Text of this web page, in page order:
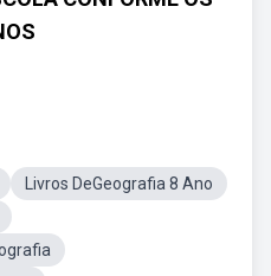
Livros DeGeografia 8 Ano